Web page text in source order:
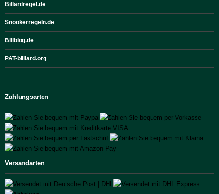
Billardregel.de
Snookerregeln.de
Billblog.de
PAT-billiard.org
Zahlungsarten
Versandarten